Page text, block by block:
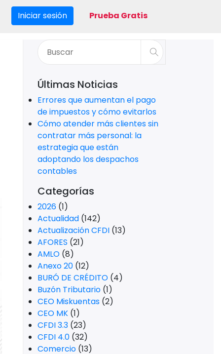
Iniciar sesión Prueba Gratis
Últimas Noticias
Errores que aumentan el pago
de impuestos y cómo evitarlos
Cómo atender más clientes sin
contratar más personal: la
estrategia que están
adoptando los despachos
contables
Categorías
2026 (1)
Actualidad (142)
Actualización CFDI (13)
AFORES (21)
AMLO (8)
Anexo 20 (12)
BURÓ DE CRÉDITO (4)
Buzón Tributario (1)
CEO Miskuentas (2)
CEO MK (1)
CFDI 3.3 (23)
CFDI 4.0 (32)
Comercio (13)